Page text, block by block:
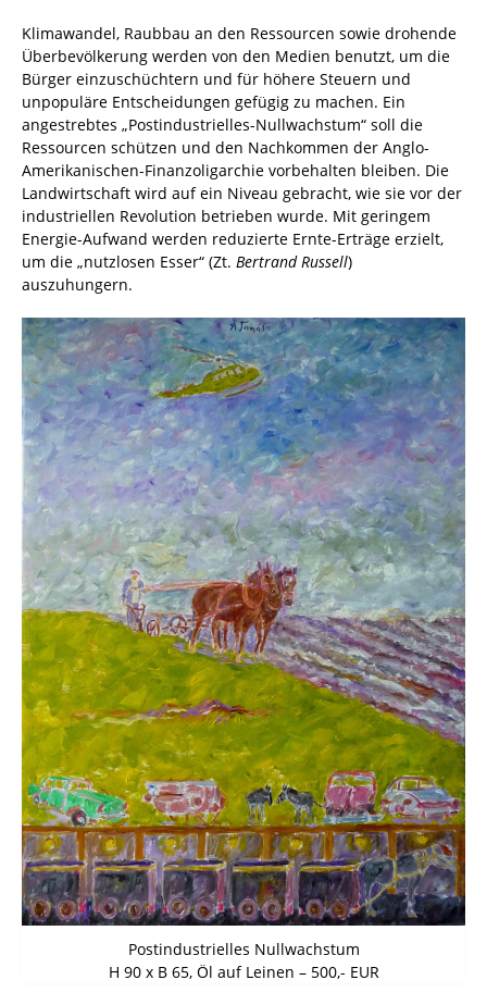
Klimawandel, Raubbau an den Ressourcen sowie drohende
Überbevölkerung werden von den Medien benutzt, um die
Bürger einzuschüchtern und für höhere Steuern und
unpopuläre Entscheidungen gefügig zu machen. Ein
angestrebtes „Postindustrielles-Nullwachstum“ soll die
Ressourcen schützen und den Nachkommen der Anglo-
Amerikanischen-Finanzoligarchie vorbehalten bleiben. Die
Landwirtschaft wird auf ein Niveau gebracht, wie sie vor der
industriellen Revolution betrieben wurde. Mit geringem
Energie-Aufwand werden reduzierte Ernte-Erträge erzielt,
um die „nutzlosen Esser“ (Zt. Bertrand Russell)
auszuhungern.
Postindustrielles Nullwachstum
H 90 x B 65, Öl auf Leinen – 500,- EUR